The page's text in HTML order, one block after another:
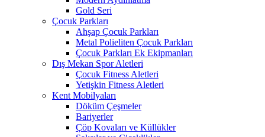
Gold Seri
Çocuk Parkları
Ahşap Çocuk Parkları
Metal Polieliten Çocuk Parkları
Çocuk Parkları Ek Ekipmanları
Dış Mekan Spor Aletleri
Çocuk Fitness Aletleri
Yetişkin Fitness Aletleri
Kent Mobilyaları
Döküm Çeşmeler
Bariyerler
Çöp Kovaları ve Küllükler